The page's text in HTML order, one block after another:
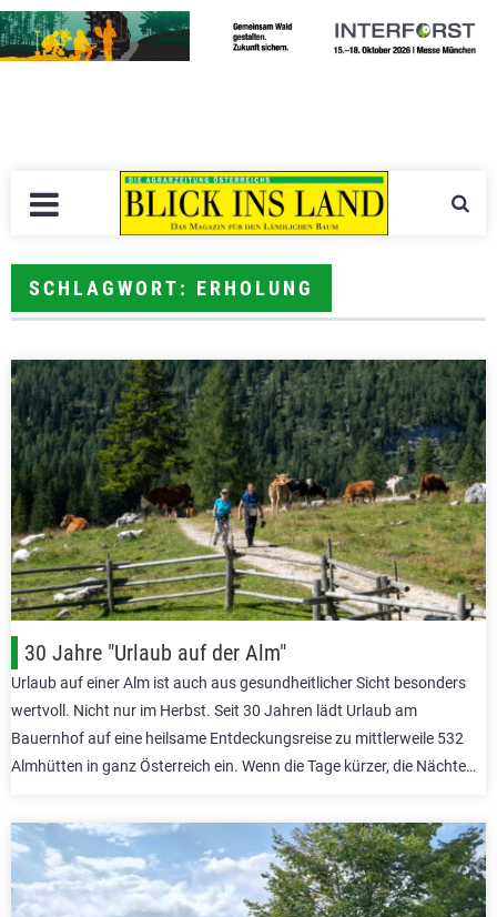
SCHLAGWORT: ERHOLUNG
30 Jahre "Urlaub auf der Alm"
Urlaub auf einer Alm ist auch aus gesundheitlicher Sicht besonders
wertvoll. Nicht nur im Herbst. Seit 30 Jahren lädt Urlaub am
Bauernhof auf eine heilsame Entdeckungsreise zu mittlerweile 532
Almhütten in ganz Österreich ein. Wenn die Tage kürzer, die Nächte…